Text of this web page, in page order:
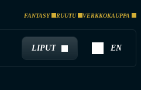
FANTASY RUUTU VERKKOKAUPPA
LIPUT EN